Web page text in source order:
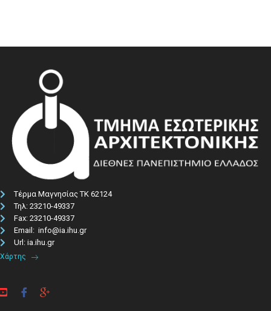
Τέρμα Μαγνησίας ΤΚ 62124
Τηλ: 23210-49337​
Fax: 23210-49337
Email: info@ia.ihu.gr
Url: ia.ihu.gr
Χάρτης